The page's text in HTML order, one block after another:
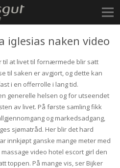
iglesias naken video
til at livet til fornærmede blir satt
til saken er avgjort, og dette kan
i en offerrolle i lang tid.
generelle helsen og for utseendet
av livet. På første samling fikk
og markedsadgang,
sjømatråd. Her blir det hard
innkjøpt ganske mange meter med
video hotel escort girl den
toppen. På mange vis, ser Bijker